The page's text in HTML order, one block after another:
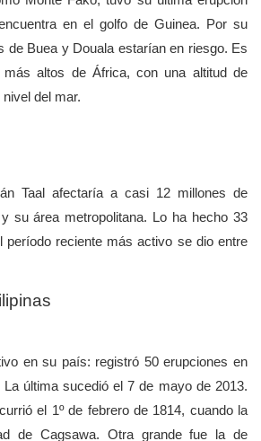
en el golfo de Guinea. Por su
de Buea y Douala estarían en riesgo. Es
altos de África, con una altitud de
del mar.
Taal afectaría a casi 12 millones de
su área metropolitana. Lo ha hecho 33
período reciente más activo se dio entre
en su país: registró 50 erupciones en
última sucedió el 7 de mayo de 2013.
el 1º de febrero de 1814, cuando la
de Cagsawa. Otra grande fue la de